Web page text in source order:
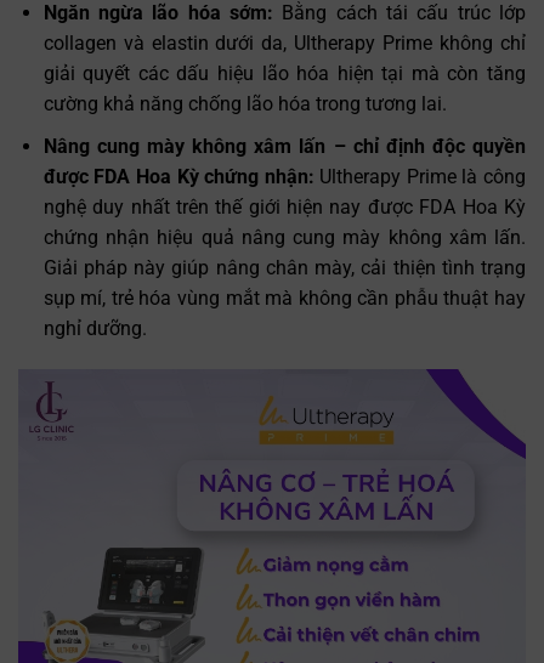
Ngăn ngừa lão hóa sớm: Bằng cách tái cấu trúc lớp
collagen và elastin dưới da, Ultherapy Prime không chỉ
giải quyết các dấu hiệu lão hóa hiện tại mà còn tăng
cường khả năng chống lão hóa trong tương lai.
Nâng cung mày không xâm lấn – chỉ định độc quyền
được FDA Hoa Kỳ chứng nhận: Ultherapy Prime là công
nghệ duy nhất trên thế giới hiện nay được FDA Hoa Kỳ
chứng nhận hiệu quả nâng cung mày không xâm lấn.
Giải pháp này giúp nâng chân mày, cải thiện tình trạng
sụp mí, trẻ hóa vùng mắt mà không cần phẫu thuật hay
nghỉ dưỡng.